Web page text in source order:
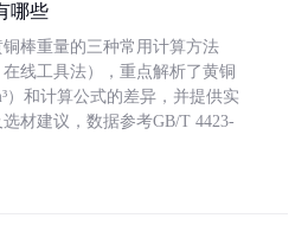
哪些
棒重量的三种常用计算方法
在线工具法），重点解析了黄铜
）和计算公式的差异，并提供实
材建议，数据参考GB/T 4423-